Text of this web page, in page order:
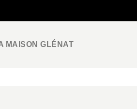
MAISON GLÉNAT